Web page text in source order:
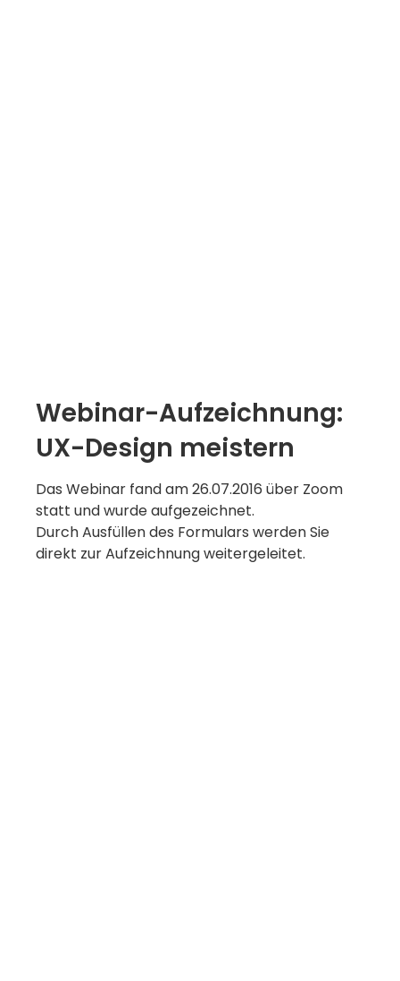
Webinar-Aufzeichnung:
UX-Design meistern
Das Webinar fand am 26.07.2016 über Zoom
statt und wurde aufgezeichnet.
Durch Ausfüllen des Formulars werden Sie
direkt zur Aufzeichnung weitergeleitet.